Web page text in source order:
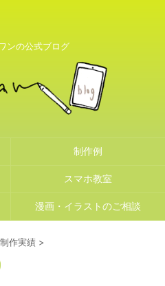
ンの公式ブログ
制作例
スマホ教室
漫画・イラストのご相談
制作実績 >